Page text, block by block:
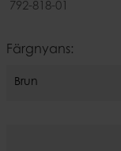
792-818-01
Färgnyans:
Brun